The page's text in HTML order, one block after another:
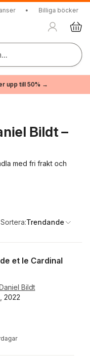
• Billiga böcker
upp till 50% →
Bildt –
med fri frakt och
Sortera:Trendande
et le Cardinal
Bildt
2022